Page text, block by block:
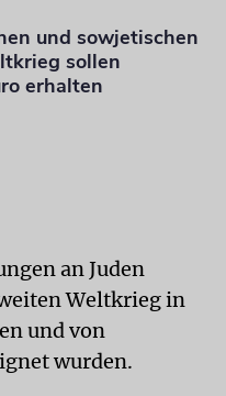
und sowjetischen
sollen
erhalten
an Juden
Weltkrieg in
und von
wurden.